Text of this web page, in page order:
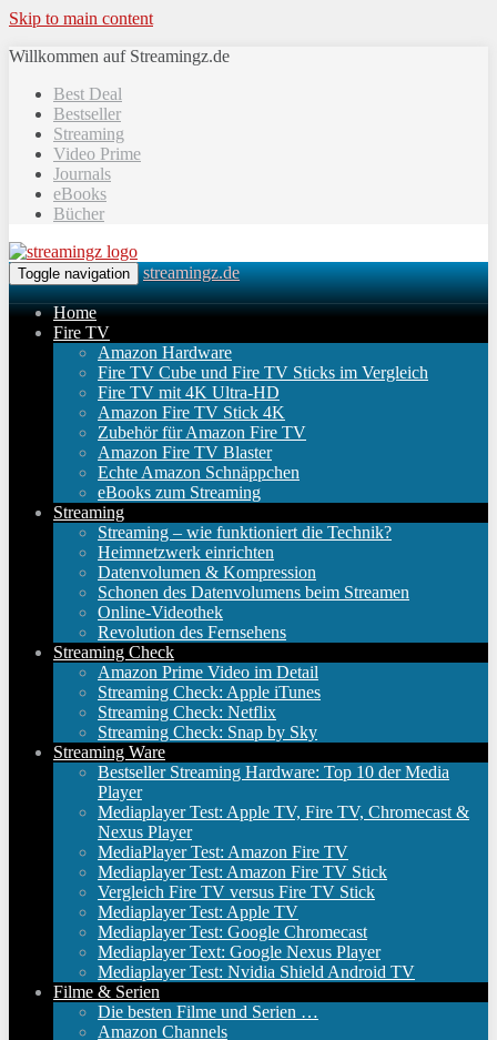
Skip to main content
Willkommen auf Streamingz.de
Best Deal
Bestseller
Streaming
Video Prime
Journals
eBooks
Bücher
Toggle navigation streamingz.de
Home
Fire TV
Amazon Hardware
Fire TV Cube und Fire TV Sticks im Vergleich
Fire TV mit 4K Ultra-HD
Amazon Fire TV Stick 4K
Zubehör für Amazon Fire TV
Amazon Fire TV Blaster
Echte Amazon Schnäppchen
eBooks zum Streaming
Streaming
Streaming – wie funktioniert die Technik?
Heimnetzwerk einrichten
Datenvolumen & Kompression
Schonen des Datenvolumens beim Streamen
Online-Videothek
Revolution des Fernsehens
Streaming Check
Amazon Prime Video im Detail
Streaming Check: Apple iTunes
Streaming Check: Netflix
Streaming Check: Snap by Sky
Streaming Ware
Bestseller Streaming Hardware: Top 10 der Media
Player
Mediaplayer Test: Apple TV, Fire TV, Chromecast &
Nexus Player
MediaPlayer Test: Amazon Fire TV
Mediaplayer Test: Amazon Fire TV Stick
Vergleich Fire TV versus Fire TV Stick
Mediaplayer Test: Apple TV
Mediaplayer Test: Google Chromecast
Mediaplayer Text: Google Nexus Player
Mediaplayer Test: Nvidia Shield Android TV
Filme & Serien
Die besten Filme und Serien …
Amazon Channels